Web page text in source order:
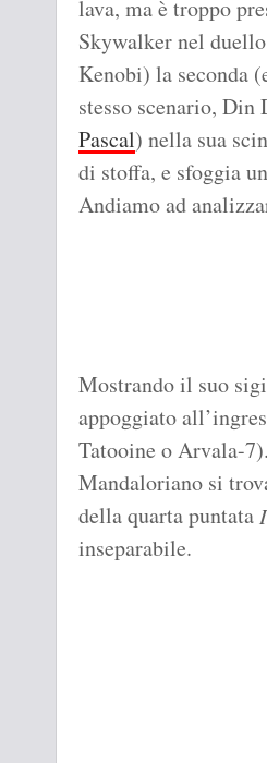
lava, ma è troppo
Skywalker nel
Kenobi) la seconda
stesso scenario,
Pascal) nella sua
di stoffa, e sfoggia
Andiamo ad
Mostrando il suo
appoggiato
Tatooine o Arvala-
Mandaloriano si
della quarta puntata
inseparabile.